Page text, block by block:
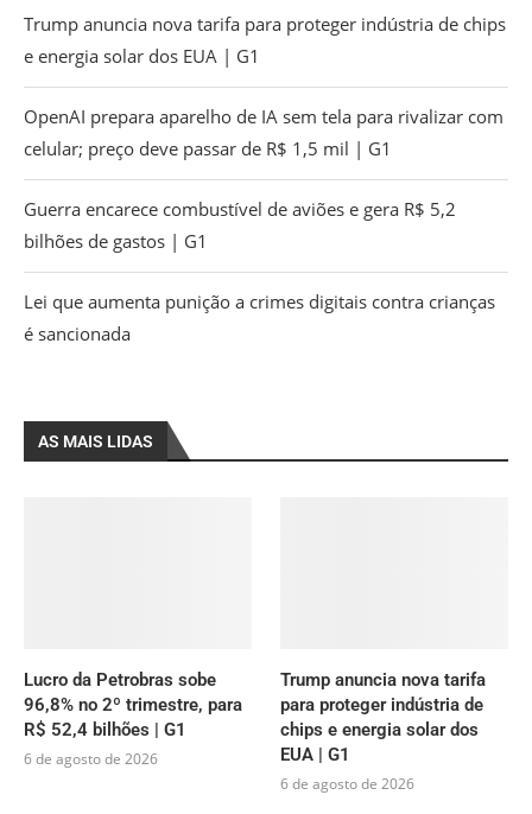
Trump anuncia nova tarifa para proteger indústria de chips
e energia solar dos EUA | G1
OpenAI prepara aparelho de IA sem tela para rivalizar com
celular; preço deve passar de R$ 1,5 mil | G1
Guerra encarece combustível de aviões e gera R$ 5,2
bilhões de gastos | G1
Lei que aumenta punição a crimes digitais contra crianças
é sancionada
AS MAIS LIDAS
Lucro da Petrobras sobe
96,8% no 2º trimestre, para
R$ 52,4 bilhões | G1
6 de agosto de 2026
Trump anuncia nova tarifa
para proteger indústria de
chips e energia solar dos
EUA | G1
6 de agosto de 2026